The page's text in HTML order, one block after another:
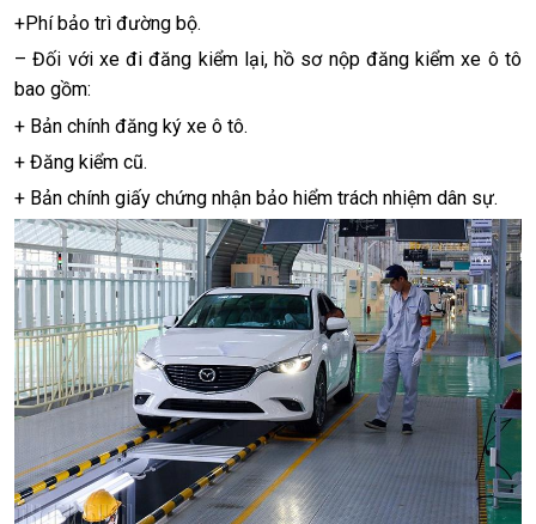
+Phí bảo trì đường bộ.
– Đối với xe đi đăng kiểm lại, hồ sơ nộp đăng kiểm xe ô tô
bao gồm:
+ Bản chính đăng ký xe ô tô.
+ Đăng kiểm cũ.
+ Bản chính giấy chứng nhận bảo hiểm trách nhiệm dân sự.